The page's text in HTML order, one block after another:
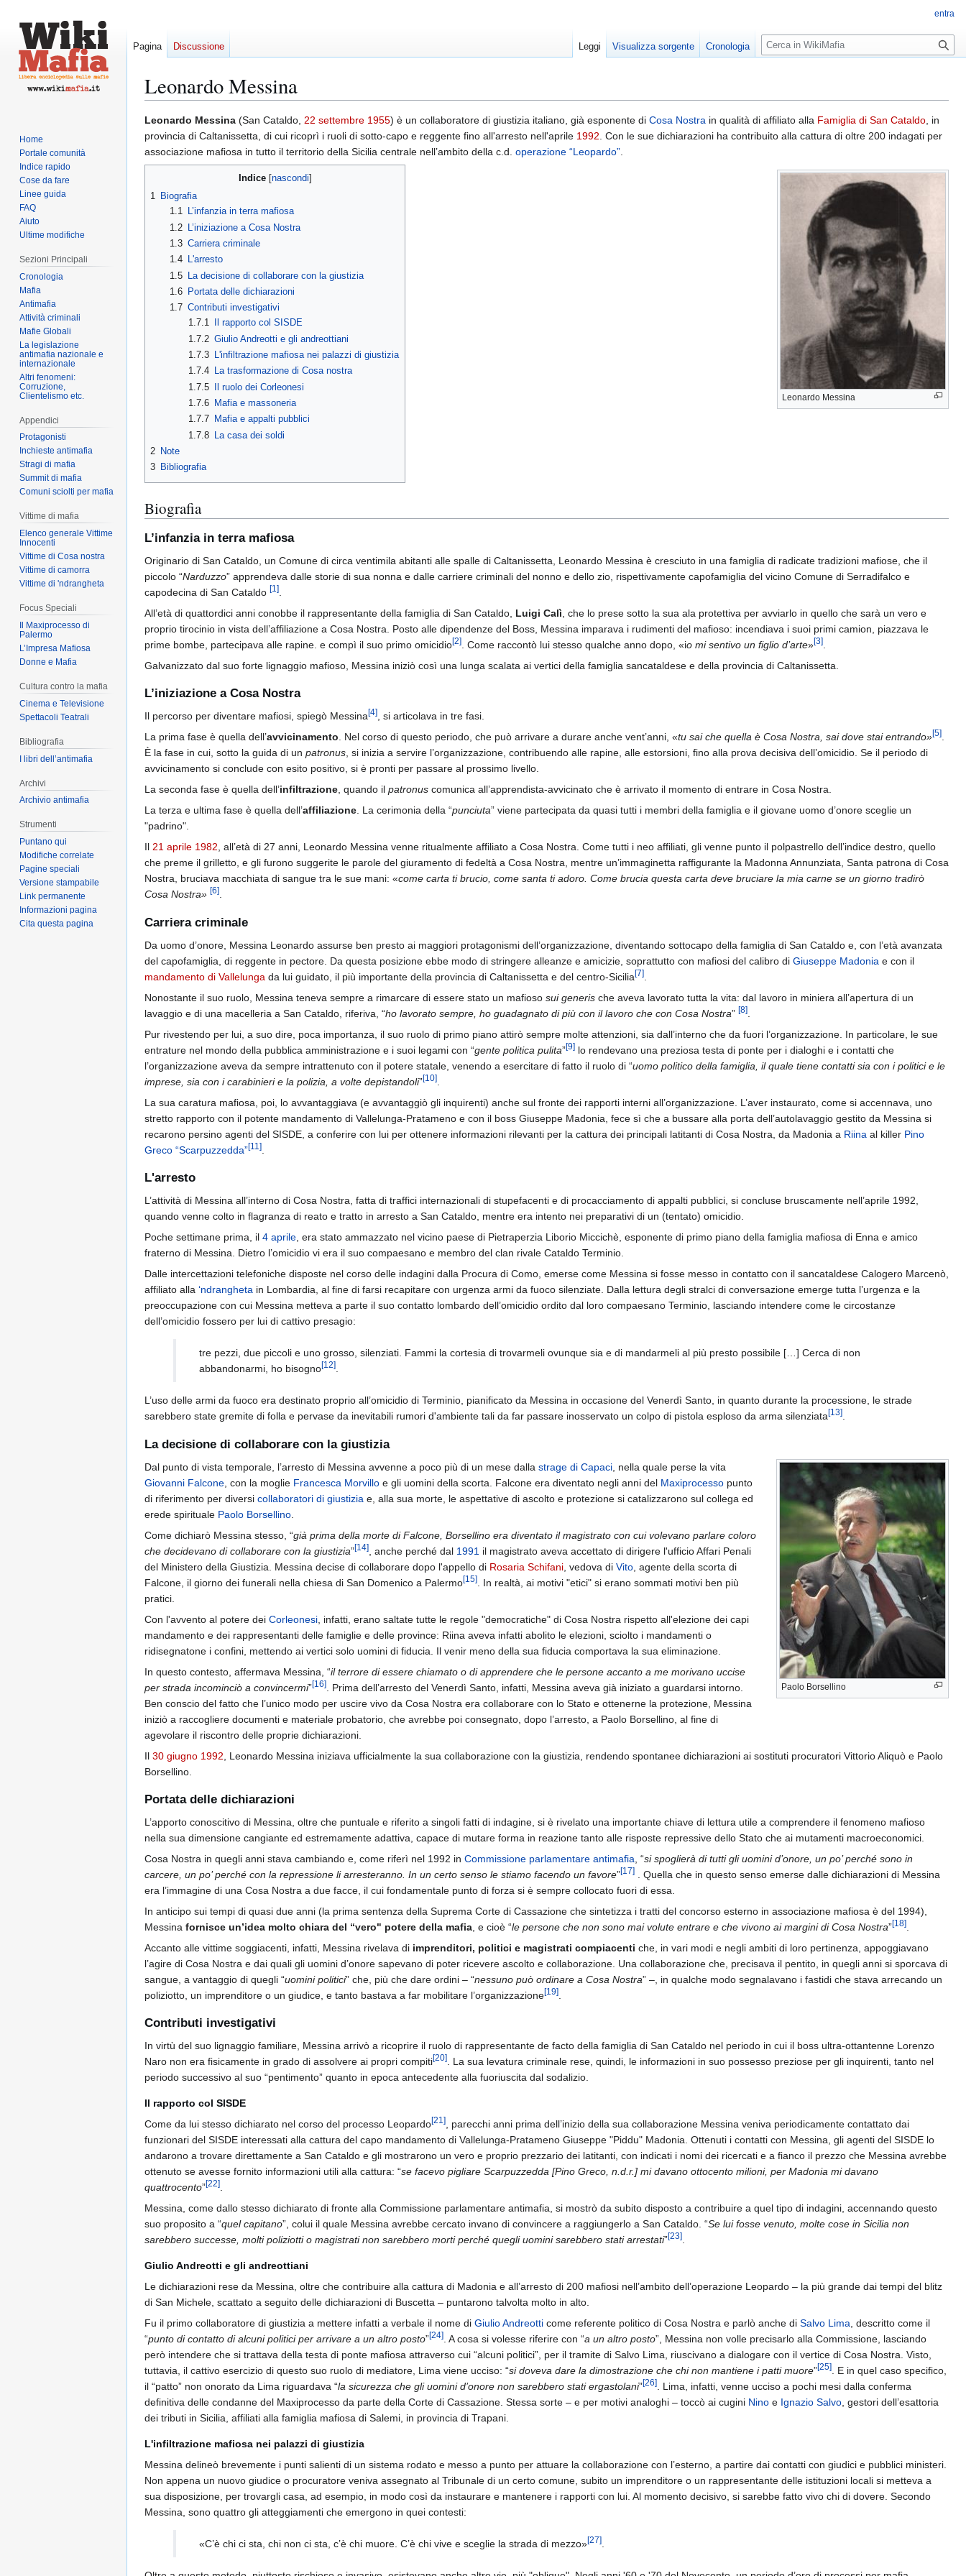
Leonardo Messina
Vai
alla
navigazione
Vai
alla
ricerca
Leonardo Messina (San Cataldo, 22 settembre 1955) è un collaboratore di giustizia italiano, già esponente di Cosa Nostra in qualità di affiliato alla Famiglia di San Cataldo, in
provincia di Caltanissetta, di cui ricoprì i ruoli di sotto-capo e reggente fino all'arresto nell'aprile 1992. Con le sue dichiarazioni ha contribuito alla cattura di oltre 200 indagati per
associazione mafiosa in tutto il territorio della Sicilia centrale nell’ambito della c.d. operazione “Leopardo”.
Leonardo Messina
Indice
1 Biografia
1.1
L’infanzia in terra mafiosa
1.2
L’iniziazione a Cosa Nostra
1.3 Carriera criminale
1.4
L'arresto
1.5
La decisione di collaborare con la giustizia
1.6
Portata delle dichiarazioni
1.7 Contributi investigativi
1.7.1
Il rapporto col SISDE
1.7.2 Giulio Andreotti e gli andreottiani
1.7.3 L'infiltrazione mafiosa nei palazzi di giustizia
1.7.4 La trasformazione di Cosa nostra
1.7.5 Il ruolo dei Corleonesi
1.7.6 Mafia e massoneria
1.7.7 Mafia e appalti pubblici
1.7.8 La casa dei soldi
2 Note
3 Bibliografia
Biografia
L’infanzia in terra mafiosa
Originario di San Cataldo, un Comune di circa ventimila abitanti alle spalle di Caltanissetta, Leonardo Messina è cresciuto in una famiglia di radicate tradizioni mafiose, che il
piccolo “Narduzzo” apprendeva dalle storie di sua nonna e dalle carriere criminali del nonno e dello zio, rispettivamente capofamiglia del vicino Comune di Serradifalco e
capodecina di San Cataldo [1 ]
All’età di quattordici anni conobbe il rappresentante della famiglia di San Cataldo, Luigi Calì , che lo prese sotto la sua ala protettiva per avviarlo in quello che sarà un vero e
proprio tirocinio in vista dell’affiliazione a Cosa Nostra. Posto alle dipendenze del Boss, Messina imparava i rudimenti del mafioso: incendiava i suoi primi camion, piazzava le
prime bombe, partecipava alle rapine. e compì il suo primo omicidio[2] . Come raccontò lui stesso qualche anno dopo, «io mi sentivo un figlio d’arte»[3]
Galvanizzato dal suo forte lignaggio mafioso, Messina iniziò così una lunga scalata ai vertici della famiglia sancataldese e della provincia di Caltanissetta.
L’iniziazione a Cosa Nostra
Il percorso per diventare mafiosi, spiegò Messina[4], si articolava in tre fasi.
La prima fase è quella dell’avvicinamento. Nel corso di questo periodo, che può arrivare a durare anche vent’anni, «tu sai che quella è Cosa Nostra, sai dove stai entrando»[5].
È la fase in cui, sotto la guida di un patronus, si inizia a servire l’organizzazione, contribuendo alle rapine, alle estorsioni, fino alla prova decisiva dell’omicidio. Se il periodo di
avvicinamento si conclude con esito positivo, si è pronti per passare al prossimo livello.
La seconda fase è quella dell’infiltrazione, quando il patronus comunica all’apprendista-avvicinato che è arrivato il momento di entrare in Cosa Nostra.
La terza e ultima fase è quella dell’affiliazione. La cerimonia della “punciuta” viene partecipata da quasi tutti i membri della famiglia e il giovane uomo d’onore sceglie un
"padrino".
Il 21 aprile 1982, all’età di 27 anni, Leonardo Messina venne ritualmente affiliato a Cosa Nostra. Come tutti i neo affiliati, gli venne punto il polpastrello dell’indice destro, quello
che preme il grilletto, e gli furono suggerite le parole del giuramento di fedeltà a Cosa Nostra, mentre un’immaginetta raffigurante la Madonna Annunziata, Santa patrona di Cosa
Nostra, bruciava macchiata di sangue tra le sue mani: «come carta ti brucio, come santa ti adoro. Come brucia questa carta deve bruciare la mia carne se un giorno tradirò
Cosa Nostra» [6].
Carriera criminale
Da uomo d’onore, Messina Leonardo assurse ben presto ai maggiori protagonismi dell’organizzazione, diventando sottocapo della famiglia di San Cataldo e, con l’età avanzata
del capofamiglia, di reggente in pectore. Da questa posizione ebbe modo di stringere alleanze e amicizie, soprattutto con mafiosi del calibro di Giuseppe Madonia e con il
mandamento di Vallelunga da lui guidato, il più importante della provincia di Caltanissetta e del centro-Sicilia[7]
Nonostante il suo ruolo, Messina teneva sempre a rimarcare di essere stato un mafioso sui generis che aveva lavorato tutta la vita: dal lavoro in miniera all’apertura di un
lavaggio e di una macelleria a San Cataldo, riferiva, “ho lavorato sempre, ho guadagnato di più con il lavoro che con Cosa Nostra” [8]
Pur rivestendo per lui, a suo dire, poca importanza, il suo ruolo di primo piano attirò sempre molte attenzioni, sia dall’interno che da fuori l’organizzazione. In particolare, le sue
entrature nel mondo della pubblica amministrazione e i suoi legami con “gente politica pulita”[9] lo rendevano una preziosa testa di ponte per i dialoghi e i contatti che
l’organizzazione aveva da sempre intrattenuto con il potere statale, venendo a esercitare di fatto il ruolo di “uomo politico della famiglia, il quale tiene contatti sia con i politici e le
imprese, sia con i carabinieri e la polizia, a volte depistandoli”[10]
La sua caratura mafiosa, poi, lo avvantaggiava (e avvantaggiò gli inquirenti) anche sul fronte dei rapporti interni all’organizzazione. L’aver instaurato, come si accennava, uno
stretto rapporto con il potente mandamento di Vallelunga-Pratameno e con il boss Giuseppe Madonia, fece sì che a bussare alla porta dell’autolavaggio gestito da Messina si
recarono persino agenti del SISDE, a conferire con lui per ottenere informazioni rilevanti per la cattura dei principali latitanti di Cosa Nostra, da Madonia a Riina al killer Pino
Greco “Scarpuzzedda”[11 ]
L'arresto
L’attività di Messina all’interno di Cosa Nostra, fatta di traffici internazionali di stupefacenti e di procacciamento di appalti pubblici, si concluse bruscamente nell’aprile 1992,
quando venne colto in flagranza di reato e tratto in arresto a San Cataldo, mentre era intento nei preparativi di un (tentato) omicidio.
Poche settimane prima, il 4 aprile, era stato ammazzato nel vicino paese di Pietraperzia Liborio Miccichè, esponente di primo piano della famiglia mafiosa di Enna e amico
fraterno di Messina. Dietro l’omicidio vi era il suo compaesano e membro del clan rivale Cataldo Terminio.
Dalle intercettazioni telefoniche disposte nel corso delle indagini dalla Procura di Como, emerse come Messina si fosse messo in contatto con il sancataldese Calogero Marcenò,
affiliato alla ‘ndrangheta in Lombardia, al fine di farsi recapitare con urgenza armi da fuoco silenziate. Dalla lettura degli stralci di conversazione emerge tutta l’urgenza e la
preoccupazione con cui Messina metteva a parte il suo contatto lombardo dell’omicidio ordito dal loro compaesano Terminio, lasciando intendere come le circostanze
dell’omicidio fossero per lui di cattivo presagio:
tre pezzi, due piccoli e uno grosso, silenziati. Fammi la cortesia di trovarmeli ovunque sia e di mandarmeli al più presto possibile […] Cerca di non
abbandonarmi, ho bisogno[12].
L’uso delle armi da fuoco era destinato proprio all’omicidio di Terminio, pianificato da Messina in occasione del Venerdì Santo, in quanto durante la processione, le strade
sarebbero state gremite di folla e pervase da inevitabili rumori d'ambiente tali da far passare inosservato un colpo di pistola esploso da arma silenziata[13].
La decisione di collaborare con la giustizia
Paolo Borsellino
Dal punto di vista temporale, l’arresto di Messina avvenne a poco più di un mese dalla strage di Capaci , nella quale perse la vita
Giovanni Falcone , con la moglie Francesca Morvillo e gli uomini della scorta. Falcone era diventato negli anni del Maxiprocesso punto
di riferimento per diversi collaboratori di giustizia e, alla sua morte, le aspettative di ascolto e protezione si catalizzarono sul collega ed
erede spirituale Paolo Borsellino
Come dichiarò Messina stesso, “già prima della morte di Falcone, Borsellino era diventato il magistrato con cui volevano parlare coloro
che decidevano di collaborare con la giustizia”[14] , anche perché dal 1991 il magistrato aveva accettato di dirigere l'ufficio Affari Penali
del Ministero della Giustizia. Messina decise di collaborare dopo l'appello di Rosaria Schifani , vedova di Vito , agente della scorta di
Falcone, il giorno dei funerali nella chiesa di San Domenico a Palermo[15]
. In realtà, ai motivi "etici" si erano sommati motivi ben più
pratici.
Con l'avvento al potere dei Corleonesi , infatti, erano saltate tutte le regole "democratiche" di Cosa Nostra rispetto all'elezione dei capi
mandamento e dei rappresentanti delle famiglie e delle province: Riina aveva infatti abolito le elezioni, sciolto i mandamenti o
ridisegnatone i confini, mettendo ai vertici solo uomini di fiducia. Il venir meno della sua fiducia comportava la sua eliminazione.
In questo contesto, affermava Messina, “il terrore di essere chiamato o di apprendere che le persone accanto a me morivano uccise
per strada incominciò a convincermi”[16]
. Prima dell’arresto del Venerdì Santo, infatti, Messina aveva già iniziato a guardarsi intorno.
Ben conscio del fatto che l’unico modo per uscire vivo da Cosa Nostra era collaborare con lo Stato e ottenerne la protezione, Messina
iniziò a raccogliere documenti e materiale probatorio, che avrebbe poi consegnato, dopo l’arresto, a Paolo Borsellino, al fine di
agevolare il riscontro delle proprie dichiarazioni.
Il 30 giugno 1992 , Leonardo Messina iniziava ufficialmente la sua collaborazione con la giustizia, rendendo spontanee dichiarazioni ai sostituti procuratori Vittorio Aliquò e Paolo
Borsellino.
Portata delle dichiarazioni
L’apporto conoscitivo di Messina, oltre che puntuale e riferito a singoli fatti di indagine, si è rivelato una importante chiave di lettura utile a comprendere il fenomeno mafioso
nella sua dimensione cangiante ed estremamente adattiva, capace di mutare forma in reazione tanto alle risposte repressive dello Stato che ai mutamenti macroeconomici.
Cosa Nostra in quegli anni stava cambiando e, come riferì nel 1992 in Commissione parlamentare antimafia , “si spoglierà di tutti gli uomini d’onore, un po’ perché sono in
carcere, un po’ perché con la repressione li arresteranno. In un certo senso le stiamo facendo un favore”[17]
. Quella che in questo senso emerse dalle dichiarazioni di Messina
era l’immagine di una Cosa Nostra a due facce, il cui fondamentale punto di forza si è sempre collocato fuori di essa.
In anticipo sui tempi di quasi due anni (la prima sentenza della Suprema Corte di Cassazione che sintetizza i tratti del concorso esterno in associazione mafiosa è del 1994),
Messina fornisce un’idea molto chiara del “vero" potere della mafia , e cioè “le persone che non sono mai volute entrare e che vivono ai margini di Cosa Nostra”[18]
Accanto alle vittime soggiacenti, infatti, Messina rivelava di imprenditori, politici e magistrati compiacenti che, in vari modi e negli ambiti di loro pertinenza, appoggiavano
l’agire di Cosa Nostra e dai quali gli uomini d’onore sapevano di poter ricevere ascolto e collaborazione. Una collaborazione che, precisava il pentito, in quegli anni si sporcava di
sangue, a vantaggio di quegli “uomini politici” che, più che dare ordini – “nessuno può ordinare a Cosa Nostra” –, in qualche modo segnalavano i fastidi che stava arrecando un
poliziotto, un imprenditore o un giudice, e tanto bastava a far mobilitare l’organizzazione[19]
Contributi investigativi
In virtù del suo lignaggio familiare, Messina arrivò a ricoprire il ruolo di rappresentante de facto della famiglia di San Cataldo nel periodo in cui il boss ultra-ottantenne Lorenzo
Naro non era fisicamente in grado di assolvere ai propri compiti[20]. La sua levatura criminale rese, quindi, le informazioni in suo possesso preziose per gli inquirenti, tanto nel
periodo successivo al suo “pentimento” quanto in epoca antecedente alla fuoriuscita dal sodalizio.
Il rapporto col SISDE
Come da lui stesso dichiarato nel corso del processo Leopardo[21], parecchi anni prima dell’inizio della sua collaborazione Messina veniva periodicamente contattato dai
funzionari del SISDE interessati alla cattura del capo mandamento di Vallelunga-Pratameno Giuseppe "Piddu" Madonia. Ottenuti i contatti con Messina, gli agenti del SISDE lo
andarono a trovare direttamente a San Cataldo e gli mostrarono un vero e proprio prezzario dei latitanti, con indicati i nomi dei ricercati e a fianco il prezzo che Messina avrebbe
ottenuto se avesse fornito informazioni utili alla cattura: “se facevo pigliare Scarpuzzedda [Pino Greco, n.d.r.] mi davano ottocento milioni, per Madonia mi davano
quattrocento”[22].
Messina, come dallo stesso dichiarato di fronte alla Commissione parlamentare antimafia, si mostrò da subito disposto a contribuire a quel tipo di indagini, accennando questo
suo proposito a “quel capitano”, colui il quale Messina avrebbe cercato invano di convincere a raggiungerlo a San Cataldo. “Se lui fosse venuto, molte cose in Sicilia non
sarebbero successe, molti poliziotti o magistrati non sarebbero morti perché quegli uomini sarebbero stati arrestati”[23].
Giulio Andreotti e gli andreottiani
Le dichiarazioni rese da Messina, oltre che contribuire alla cattura di Madonia e all’arresto di 200 mafiosi nell’ambito dell’operazione Leopardo – la più grande dai tempi del blitz
di San Michele, scattato a seguito delle dichiarazioni di Buscetta – puntarono talvolta molto in alto.
Fu il primo collaboratore di giustizia a mettere infatti a verbale il nome di Giulio Andreotti come referente politico di Cosa Nostra e parlò anche di Salvo Lima, descritto come il
“punto di contatto di alcuni politici per arrivare a un altro posto”[24]. A cosa si volesse riferire con “a un altro posto”, Messina non volle precisarlo alla Commissione, lasciando
però intendere che si trattava della testa di ponte mafiosa attraverso cui “alcuni politici”, per il tramite di Salvo Lima, riuscivano a dialogare con il vertice di Cosa Nostra. Visto,
tuttavia, il cattivo esercizio di questo suo ruolo di mediatore, Lima viene ucciso: “si doveva dare la dimostrazione che chi non mantiene i patti muore”[25]. E in quel caso specifico,
il “patto” non onorato da Lima riguardava “la sicurezza che gli uomini d’onore non sarebbero stati ergastolani”[26]. Lima, infatti, venne ucciso a pochi mesi dalla conferma
definitiva delle condanne del Maxiprocesso da parte della Corte di Cassazione. Stessa sorte – e per motivi analoghi – toccò ai cugini Nino e Ignazio Salvo, gestori dell’esattoria
dei tributi in Sicilia, affiliati alla famiglia mafiosa di Salemi, in provincia di Trapani.
L'infiltrazione mafiosa nei palazzi di giustizia
Messina delineò brevemente i punti salienti di un sistema rodato e messo a punto per attuare la collaborazione con l’esterno, a partire dai contatti con giudici e pubblici ministeri.
Non appena un nuovo giudice o procuratore veniva assegnato al Tribunale di un certo comune, subito un imprenditore o un rappresentante delle istituzioni locali si metteva a
sua disposizione, per trovargli casa, ad esempio, in modo così da instaurare e mantenere i rapporti con lui. Al momento decisivo, si sarebbe fatto vivo chi di dovere. Secondo
Messina, sono quattro gli atteggiamenti che emergono in quei contesti:
«C’è chi ci sta, chi non ci sta, c’è chi muore. C’è chi vive e sceglie la strada di mezzo»[27].
entra
Pagina Discussione Leggi Visualizza sorgente Cronologia
R
i
r
c
a
Home
Portale comunità
Indice rapido
Cose da fare
Linee guida
FAQ
Aiuto
Ultime modifiche
Sezioni Principali
Cronologia
Mafia
Antimafia
Attività criminali
Mafie Globali
La legislazione
antimafia nazionale e
internazionale
Altri fenomeni:
Corruzione,
Clientelismo etc.
Appendici
Protagonisti
Inchieste antimafia
Stragi di mafia
Summit di mafia
Comuni sciolti per mafia
Vittime di mafia
Elenco generale Vittime
Innocenti
Vittime di Cosa nostra
Vittime di camorra
Vittime di 'ndrangheta
Focus Speciali
Il Maxiprocesso di
Palermo
L’Impresa Mafiosa
Donne e Mafia
Cultura contro la mafia
Cinema e Televisione
Spettacoli Teatrali
Bibliografia
I libri dell’antimafia
Archivi
Archivio antimafia
Strumenti
Puntano qui
Modifiche correlate
Pagine speciali
Versione stampabile
Link permanente
Informazioni pagina
Cita questa pagina